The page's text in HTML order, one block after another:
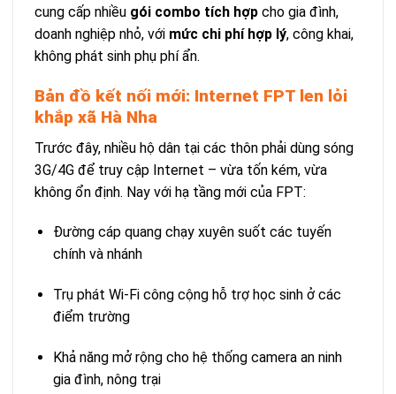
cung cấp nhiều gói combo tích hợp cho gia đình,
doanh nghiệp nhỏ, với mức chi phí hợp lý, công khai,
không phát sinh phụ phí ẩn.
Bản đồ kết nối mới: Internet FPT len lỏi
khắp xã Hà Nha
Trước đây, nhiều hộ dân tại các thôn phải dùng sóng
3G/4G để truy cập Internet – vừa tốn kém, vừa
không ổn định. Nay với hạ tầng mới của FPT:
Đường cáp quang chạy xuyên suốt các tuyến
chính và nhánh
Trụ phát Wi-Fi công cộng hỗ trợ học sinh ở các
điểm trường
Khả năng mở rộng cho hệ thống camera an ninh
gia đình, nông trại